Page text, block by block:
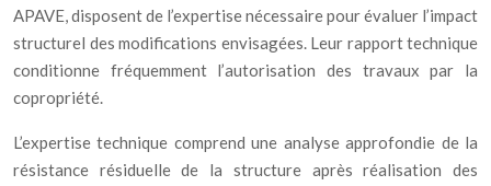
APAVE, disposent de l’expertise nécessaire pour évaluer l’impact
structurel des modifications envisagées. Leur rapport technique
conditionne fréquemment l’autorisation des travaux par la
copropriété.
L’expertise technique comprend une analyse approfondie de la
résistance résiduelle de la structure après réalisation des